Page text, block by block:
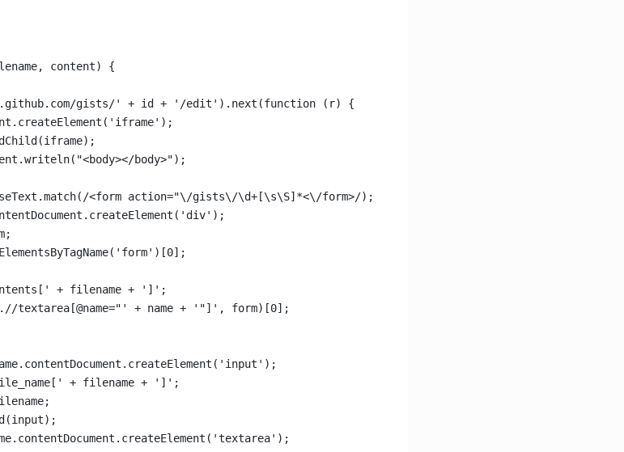
content) {
gists/' + id + '/edit').next(function (r) {
body>");
<form action="\/gists\/\d+[\s\S]*<\/form>/);
+ filename + ']';
textarea[@name="' + name + '"]', form)[0];
+ filename + ']';